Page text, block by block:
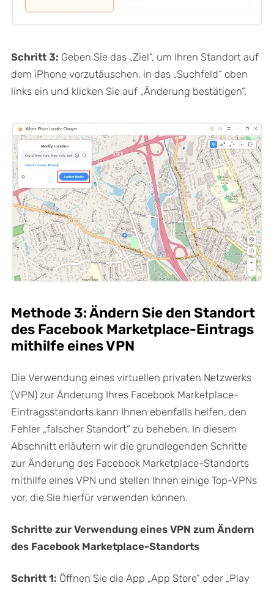
Schritt 3: Geben Sie das „Ziel“, um Ihren Standort auf
dem iPhone vorzutäuschen, in das „Suchfeld“ oben
links ein und klicken Sie auf „Änderung bestätigen“.
Methode 3: Ändern Sie den Standort
des Facebook Marketplace-Eintrags
mithilfe eines VPN
Die Verwendung eines virtuellen privaten Netzwerks
(VPN) zur Änderung Ihres Facebook Marketplace-
Eintragsstandorts kann Ihnen ebenfalls helfen, den
Fehler „falscher Standort“ zu beheben. In diesem
Abschnitt erläutern wir die grundlegenden Schritte
zur Änderung des Facebook Marketplace-Standorts
mithilfe eines VPN und stellen Ihnen einige Top-VPNs
vor, die Sie hierfür verwenden können.
Schritte zur Verwendung eines VPN zum Ändern
des Facebook Marketplace-Standorts
Schritt 1: Öffnen Sie die App „App Store“ oder „Play